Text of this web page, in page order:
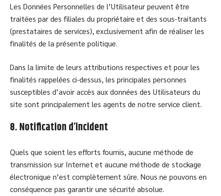
Les Données Personnelles de l’Utilisateur peuvent être
traitées par des filiales du propriétaire et des sous-traitants
(prestataires de services), exclusivement afin de réaliser les
finalités de la présente politique.
Dans la limite de leurs attributions respectives et pour les
finalités rappelées ci-dessus, les principales personnes
susceptibles d’avoir accès aux données des Utilisateurs du
site sont principalement les agents de notre service client.
8. Notification d’incident
Quels que soient les efforts fournis, aucune méthode de
transmission sur Internet et aucune méthode de stockage
électronique n’est complètement sûre. Nous ne pouvons en
conséquence pas garantir une sécurité absolue.